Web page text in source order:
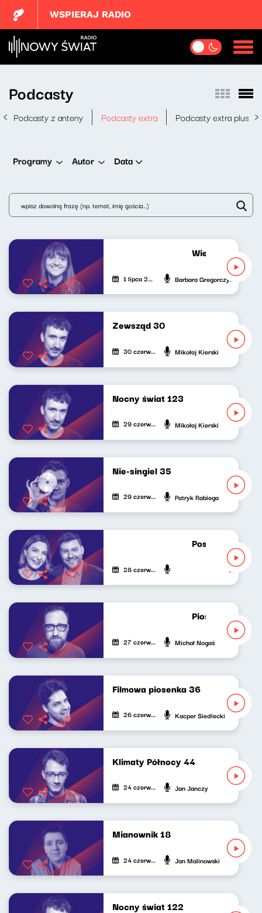
WSPIERAJ RADIO
Podcasty
Podcasty z anteny Podcasty extra Podcasty extra plus
Programy Autor Data
Wielki świat
1 lipca 2023 Barbara Gregorczyk
Zewsząd 30
30 czerwca 2023 Mikołaj Kierski
Nocny świat 123
29 czerwca 2023 Mikołaj Kierski
Nie-singiel 35
29 czerwca 2023 Patryk Rabiega
Poszukiwacze
28 czerwca 2023 Katarzyna
Piosenki na
27 czerwca 2023 Michał Nogaś
Filmowa piosenka 36
26 czerwca 2023 Kacper Siedlecki
Klimaty Północy 44
24 czerwca 2023 Jan Janczy
Mianownik 18
24 czerwca 2023 Jan Malinowski
Nocny świat 122